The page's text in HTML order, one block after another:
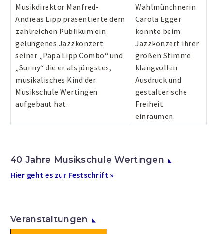
Musikdirektor Manfred-
Andreas Lipp präsentierte dem
zahlreichen Publikum ein
gelungenes Jazzkonzert
seiner „Papa Lipp Combo“ und
„Sunny“ die er als jüngstes,
musikalisches Kind der
Musikschule Wertingen
aufgebaut hat.
Wahlmünchnerin
Carola Egger
konnte beim
Jazzkonzert ihrer
großen Stimme
klangvollen
Ausdruck und
gestalterische
Freiheit
einräumen.
40 Jahre Musikschule Wertingen
Hier geht es zur Festschrift »
Veranstaltungen